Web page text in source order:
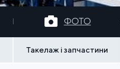
ФОТО
Такелаж і запчастини